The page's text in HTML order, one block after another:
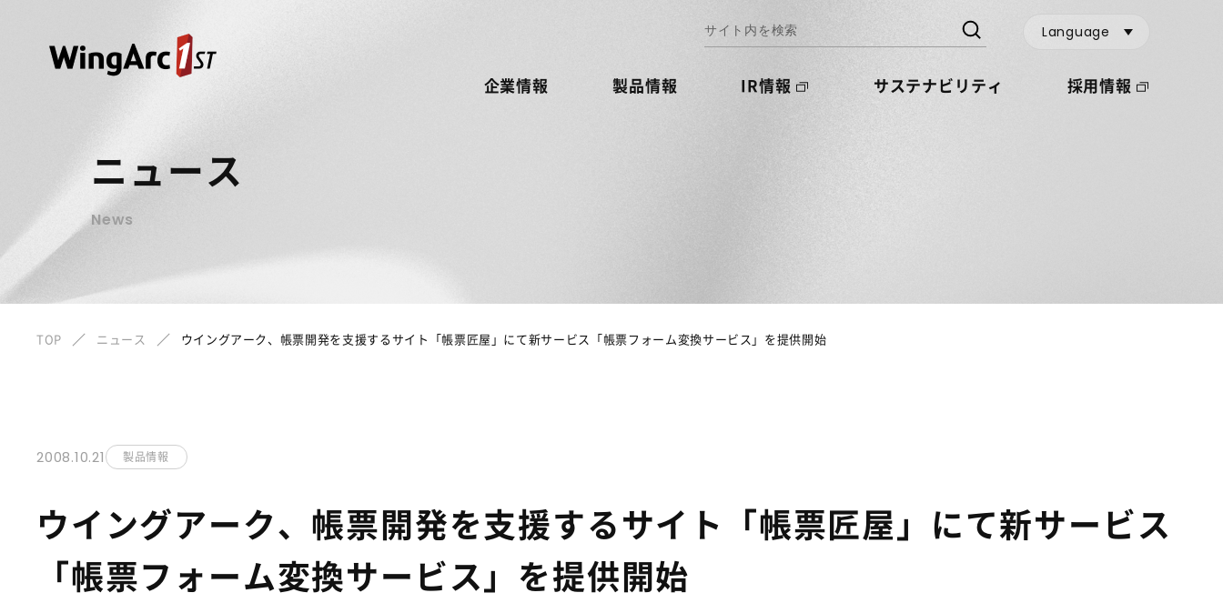
企業情報 製品情報 IR情報 サステナビリティ 採用情報
Language
ニュース
News
TOP ニュース ウイングアーク、帳票開発を支援するサイト「帳票匠屋」にて新サービス「帳票フォーム変換サービス」を提供開始
2008.10.21 製品情報
ウイングアーク、帳票開発を支援するサイト「帳票匠屋」にて新サービス
「帳票フォーム変換サービス」を提供開始